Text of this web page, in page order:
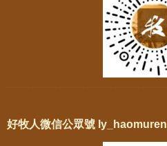
好牧人微信公眾號 ly_haomuren